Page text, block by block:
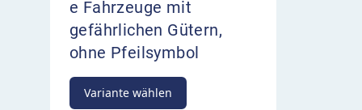
e Fahrzeuge mit
gefährlichen Gütern,
ohne Pfeilsymbol
Variante wählen